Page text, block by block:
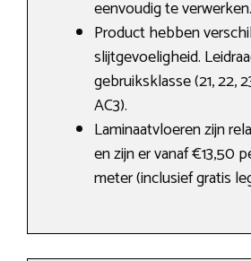
eenvoudig te verwerken.
Product hebben
slijtgevoeligheid.
gebruiksklasse (21, 22,
AC3).
Laminaatvloeren zijn
en zijn er vanaf €13,50
meter (inclusief gratis